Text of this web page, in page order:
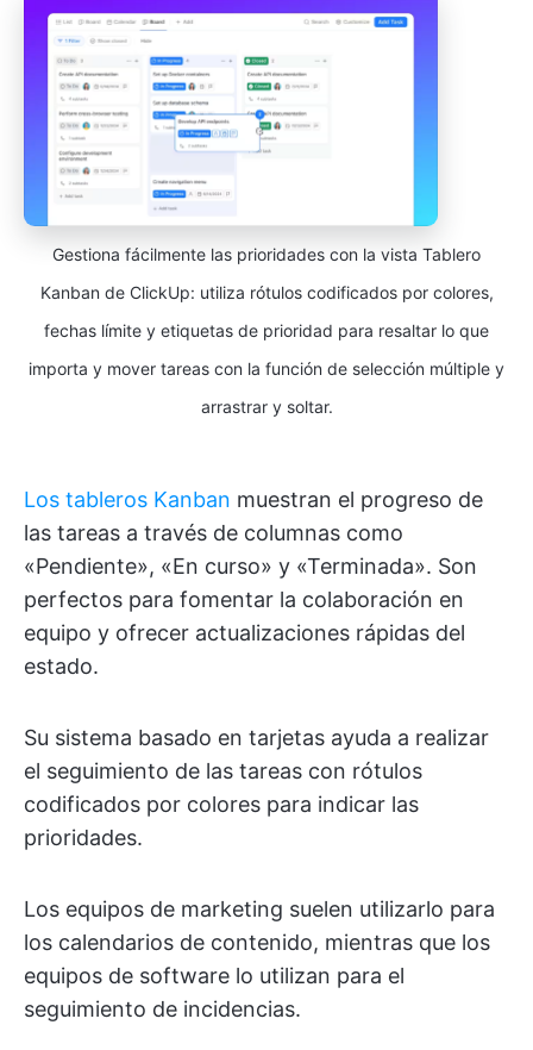
Gestiona fácilmente las prioridades con la vista Tablero
Kanban de ClickUp: utiliza rótulos codificados por colores,
fechas límite y etiquetas de prioridad para resaltar lo que
importa y mover tareas con la función de selección múltiple y
arrastrar y soltar.
Los tableros Kanban muestran el progreso de
las tareas a través de columnas como
«Pendiente», «En curso» y «Terminada». Son
perfectos para fomentar la colaboración en
equipo y ofrecer actualizaciones rápidas del
estado.
Su sistema basado en tarjetas ayuda a realizar
el seguimiento de las tareas con rótulos
codificados por colores para indicar las
prioridades.
Los equipos de marketing suelen utilizarlo para
los calendarios de contenido, mientras que los
equipos de software lo utilizan para el
seguimiento de incidencias.